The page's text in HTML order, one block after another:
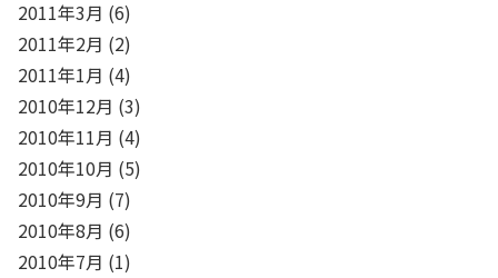
2011年3月 (6)
2011年2月 (2)
2011年1月 (4)
2010年12月 (3)
2010年11月 (4)
2010年10月 (5)
2010年9月 (7)
2010年8月 (6)
2010年7月 (1)